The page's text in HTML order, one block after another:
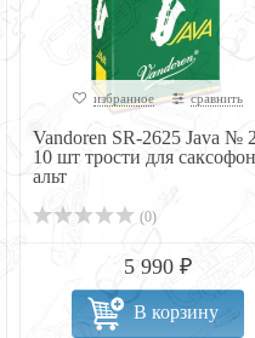
избранное сравнить
Vandoren SR-2625 Java №
10 шт трости для
альт
(0)
5 990 ₽
В корзину